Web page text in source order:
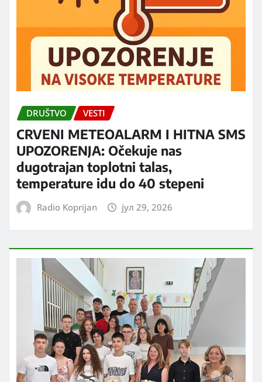
DRUŠTVO VESTI
CRVENI METEOALARM I HITNA SMS
UPOZORENJA: Očekuje nas
dugotrajan toplotni talas,
temperature idu do 40 stepeni
Radio Koprijan јул 29, 2026